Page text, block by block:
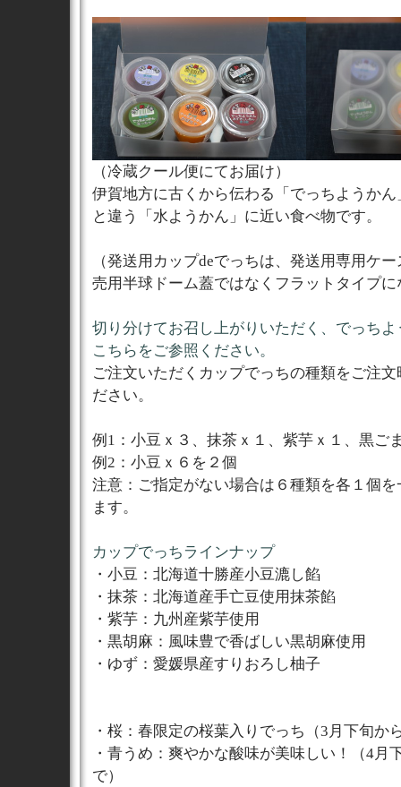
（冷蔵クール便にてお届け）
伊賀地方に古くから伝わる「でっちようか
と違う「水ようかん」に近い食べ物です。
（発送用カップdeでっちは、発送用専用ケ
売用半球ドーム蓋ではなくフラットタイプに
切り分けてお召し上がりいただく、でっち
こちらをご参照ください。
ご注文いただくカップでっちの種類をご注
ださい。
例1：小豆ｘ３、抹茶ｘ１、紫芋ｘ１、黒ご
例2：小豆ｘ６を２個
注意：ご指定がない場合は６種類を各１個
ます。
カップでっちラインナップ
・小豆：北海道十勝産小豆漉し餡
・抹茶：北海道産手亡豆使用抹茶餡
・紫芋：九州産紫芋使用
・黒胡麻：風味豊で香ばしい黒胡麻使用
・ゆず：愛媛県産すりおろし柚子
・桜：春限定の桜葉入りでっち（3月下旬か
・青うめ：爽やかな酸味が美味しい！（4月
で）